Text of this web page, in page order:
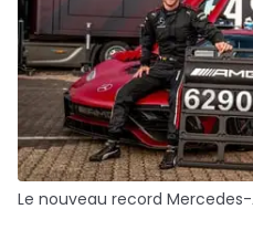
Le nouveau record